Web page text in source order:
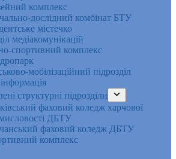
комплекс
дослідний комбінат БТУ
містечко
медіакомунікацій
спортивний комплекс
мобілізаційний підрозділ
структурні підрозділи
фаховий коледж харчової
ДБТУ
фаховий коледж ДБТУ
комплекс